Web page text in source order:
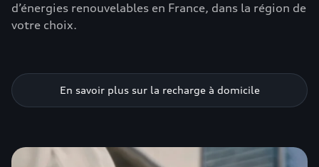
d’énergies renouvelables en France, dans la région de
votre choix.
En savoir plus sur la recharge à domicile